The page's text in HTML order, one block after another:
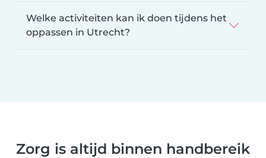
Welke activiteiten kan ik doen tijdens het
oppassen in Utrecht?
Zorg is altijd binnen handbereik